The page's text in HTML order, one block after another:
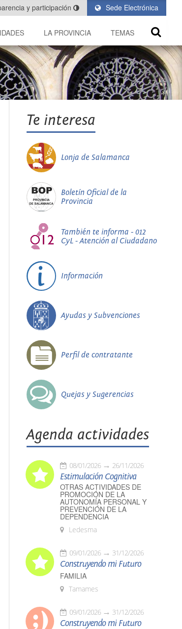
Sede Electrónica
y participación
LA PROVINCIA TEMAS
Te interesa
Lonja de Salamanca
Boletín Oficial de la
Provincia
También te informa - 012
CyL - Atención al Ciudadano
Información
Ayudas y Subvenciones
Perfil de contratante
Quejas y Sugerencias
Agenda actividades
08/01/2026 26/11/2026
Estimulación Cognitiva
OTRAS ACTIVIDADES DE
PROMOCIÓN DE LA
AUTONOMÍA PERSONAL Y
PREVENCIÓN DE LA
DEPENDENCIA
Ledesma
09/01/2026 31/12/2026
Construyendo mi Futuro
FAMILIA
Tamames
09/01/2026 31/12/2026
Construyendo mi Futuro